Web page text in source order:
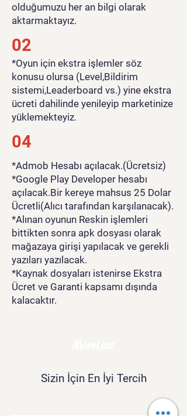
olduğumuzu her an bilgi olarak
aktarmaktayız.
02
*Oyun için ekstra işlemler söz
konusu olursa (Level,Bildirim
sistemi,Leaderboard vs.) yine ekstra
ücreti dahilinde yenileyip marketinize
yüklemekteyiz.
04
*Admob Hesabı açılacak.(Ücretsiz)
*Google Play Developer hesabı
açılacak.Bir kereye mahsus 25 Dolar
Ücretli(Alıcı tarafından karşılanacak).
*Alınan oyunun Reskin işlemleri
bittikten sonra apk dosyası olarak
mağazaya girişi yapılacak ve gerekli
yazıları yazılacak.
*Kaynak dosyaları istenirse Ekstra
Ücret ve Garanti kapsamı dışında
kalacaktır.
Sizin İçin En İyi Tercih